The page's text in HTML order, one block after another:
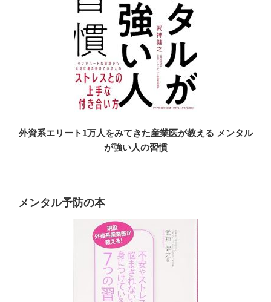
外資系エリート1万人をみてきた産業医が教える メンタル
が強い人の習慣
メンタル予防の本